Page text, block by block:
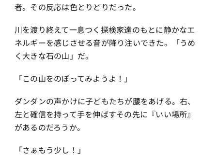
者。その反応は色とりどりだった。
川を渡り終えて一息つく探検家達のもとに静かなエ
ネルギーを感じさせる音が降り注いできた。「うめ
く大きな石の山」だ。
「この山をのぼってみようよ！」
ダンダンの声かけに子どもたちが腰をあげる。右、
左と確信を持って手を伸ばすその先に『いい場所』
があるのだろうか。
「さぁもう少し！」